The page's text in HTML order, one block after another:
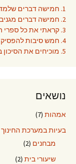
1. חמישה דברים שלמדתי כשאמרתי כן לבת שלי במשך 24 שעות
2. חמישה דברים מגניבים שאף אחד לא אמר לך על הנקה לילית
3. קראתי את כל ספרי השינה לתינוקות
4. חמש סיבות להפסיק להגיד כל הכבוד!
5. מוכיחים את הסיכון באימון שינה לתינוקות
נושאים
אמהות (7)
בעיות במערכת החינוך
מבחנים (2)
שיעורי בית (2)